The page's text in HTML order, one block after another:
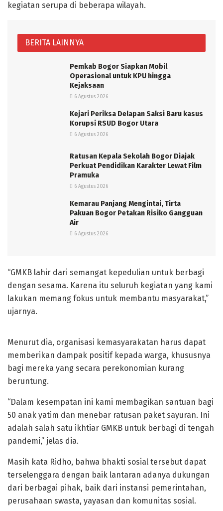
kegiatan serupa di beberapa wilayah.
BERITA LAINNYA
Pemkab Bogor Siapkan Mobil
Operasional untuk KPU hingga
Kejaksaan
6 Agustus 2026
Kejari Periksa Delapan Saksi Baru kasus
Korupsi RSUD Bogor Utara
6 Agustus 2026
Ratusan Kepala Sekolah Bogor Diajak
Perkuat Pendidikan Karakter Lewat Film
Pramuka
6 Agustus 2026
Kemarau Panjang Mengintai, Tirta
Pakuan Bogor Petakan Risiko Gangguan
Air
6 Agustus 2026
“GMKB lahir dari semangat kepedulian untuk berbagi
dengan sesama. Karena itu seluruh kegiatan yang kami
lakukan memang fokus untuk membantu masyarakat,”
ujarnya.
Menurut dia, organisasi kemasyarakatan harus dapat
memberikan dampak positif kepada warga, khususnya
bagi mereka yang secara perekonomian kurang
beruntung.
“Dalam kesempatan ini kami membagikan santuan bagi
50 anak yatim dan menebar ratusan paket sayuran. Ini
adalah salah satu ikhtiar GMKB untuk berbagi di tengah
pandemi,” jelas dia.
Masih kata Ridho, bahwa bhakti sosial tersebut dapat
terselenggara dengan baik lantaran adanya dukungan
dari berbagai pihak, baik dari instansi pemerintahan,
perusahaan swasta, yayasan dan komunitas sosial.